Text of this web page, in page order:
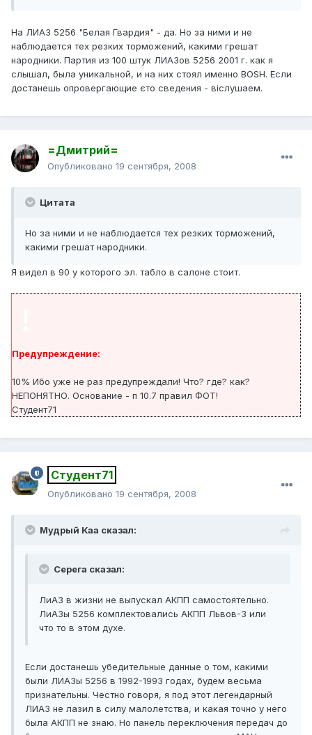
На ЛИАЗ 5256 "Белая Гвардия" - да. Но за ними и не
наблюдается тех резких торможений, какими грешат
народники. Партия из 100 штук ЛИАЗов 5256 2001 г. как я
слышал, была уникальной, и на них стоял именно BOSH. Если
достанешь опровергающие єто сведения - віслушаем.
=Дмитрий=
Опубликовано 19 сентября, 2008
Цитата
Но за ними и не наблюдается тех резких торможений,
какими грешат народники.
Я видел в 90 у которого эл. табло в салоне стоит.
Предупреждение:
10% Ибо уже не раз предупреждали! Что? где? как?
НЕПОНЯТНО. Основание - п 10.7 правил ФОТ!
Студент71
Студент71
Опубликовано 19 сентября, 2008
Мудрый Каа сказал:
Серега сказал:
ЛиАЗ в жизни не выпускал АКПП самостоятельно.
ЛиАЗы 5256 комплектовались АКПП Львов-3 или
что то в этом духе.
Если достанешь убедительные данные о том, какими
были ЛИАЗы 5256 в 1992-1993 годах, будем весьма
признательны. Честно говоря, я под этот легендарный
ЛИАЗ не лазил в силу малолетства, и какая точно у него
была АКПП не знаю. Но панель переключения передач до